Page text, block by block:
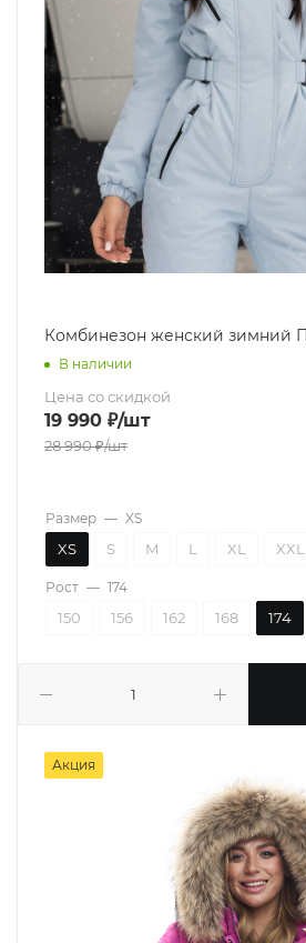
Комбинезон женский зимний
В наличии
Цена со скидкой
19 990 ₽/шт
28 990₽/шт
Размер — XS
XS S M L XL XXL
Рост — 174
150 156 162 168 174
Акция